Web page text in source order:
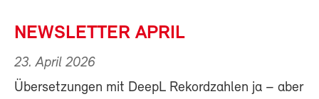
NEWSLETTER APRIL
23. April 2026
Übersetzungen mit DeepL Rekordzahlen ja – aber